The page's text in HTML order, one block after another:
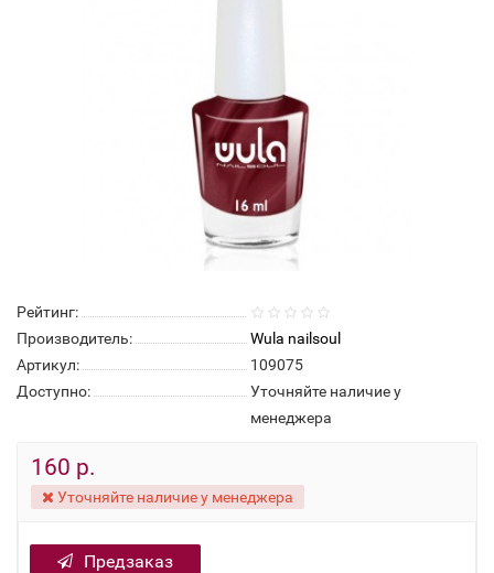
Рейтинг:
Производитель:
Wula nailsoul
Артикул:
109075
Доступно:
Уточняйте наличие у
менеджера
160 р.
Уточняйте наличие у менеджера
Предзаказ